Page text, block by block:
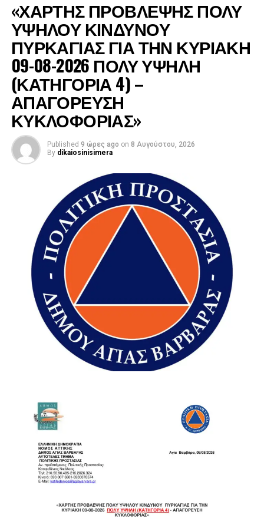
«Ό,τι μπορούσαμε κάναμε», σημείωσε χαρακτηριστικά,
«ΧΑΡΤΗΣ ΠΡΟΒΛΕΨΗΣ ΠΟΛΥ
ΥΨΗΛΟΥ ΚΙΝΔΥΝΟΥ
ΠΥΡΚΑΓΙΑΣ ΓΙΑ ΤΗΝ ΚΥΡΙΑΚΗ
09-08-2026 ΠΟΛΥ ΥΨΗΛΗ
(ΚΑΤΗΓΟΡΙΑ 4) –
ΑΠΑΓΟΡΕΥΣΗ
ΚΥΚΛΟΦΟΡΙΑΣ»
Published 9 ώρες ago on 8 Αυγούστου, 2026
By dikaiosinisimera